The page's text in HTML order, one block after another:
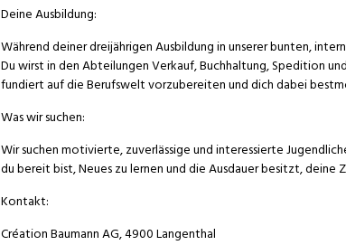
Deine Ausbildung:
Während deiner dreijährigen Ausbildung in unserer bunten,
Du wirst in den Abteilungen Verkauf, Buchhaltung, Spedition
fundiert auf die Berufswelt vorzubereiten und dich dabei
Was wir suchen:
Wir suchen motivierte, zuverlässige und interessierte
du bereit bist, Neues zu lernen und die Ausdauer besitzt, deine
Kontakt:
Création Baumann AG, 4900 Langenthal